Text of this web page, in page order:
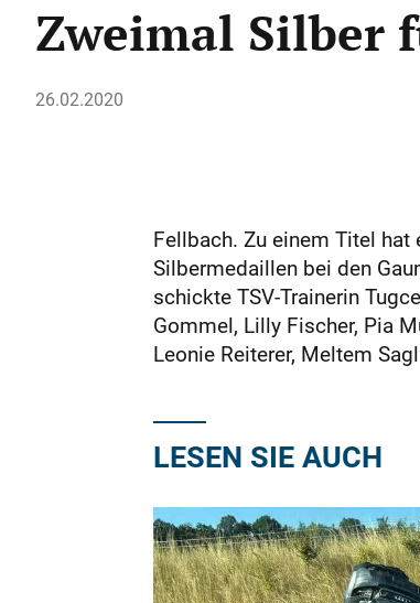
Zweimal Silber
26.02.2020
Fellbach. Zu einem Titel
Silbermedaillen bei den
schickte TSV-Trainerin
Gommel, Lilly Fischer, Pia
Leonie Reiterer, Meltem
LESEN SIE AUCH